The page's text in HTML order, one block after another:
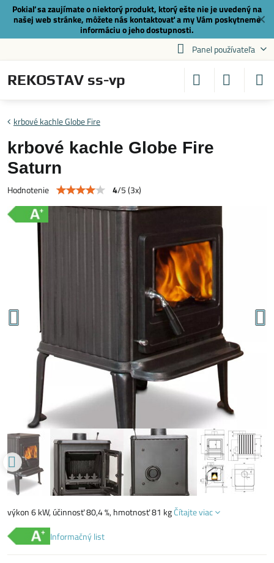
✕
Pokiaľ sa zaujímate o niektorý produkt, ktorý ešte nie je uvedený na
našej web stránke, môžete nás kontaktovaťa my Vám poskytneme
informáciu o jeho dostupnosti.
Panel používateľa
REKOSTAV ss-vp
krbové kachle Globe Fire
krbové kachle Globe Fire
Saturn
Hodnotenie 4/5(3x)
výkon 6 kW, účinnosť 80,4 %, hmotnosť 81 kgČítajte viac
Informačný list